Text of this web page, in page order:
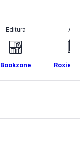
Editura
Bookzone Roxie